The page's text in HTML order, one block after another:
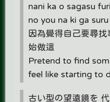
nani ka o sagasu
no you na ki ga suru
因為覺得自己要尋
始做這
Pretend to find
feel like starting to
古い型の望遠鏡を